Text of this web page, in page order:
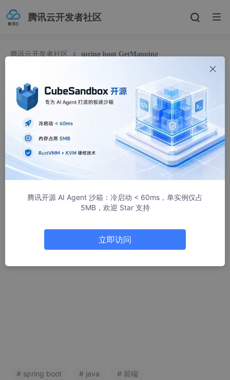
腾讯云开发者社区
腾讯云开发者社区 spring boot GetMapping
spring boot GetMapping
wowocpp
355人浏览 · 2025-05-15 16:19:44
spring boot GetMapping
Spring Boot 还提供了更简洁的编写 URL映射的方法，如
@GetMapping(“)，它等价于
@RequestMapping(value =”/",method =RequestMethod.GE
除此之外还有下面的写法。
@GetMapping：处理GET请求。
@DeleteMapping：处理删除请求。
@PutMapping：处理修改请求。
# spring boot # java # 前端
腾讯开源 AI Agent 沙箱：冷启动 < 60ms，单实例仅占
5MB，欢迎 Star 支持
立即访问